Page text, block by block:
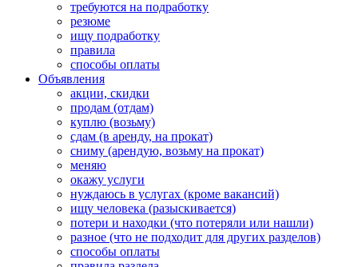
требуются на подработку
резюме
ищу подработку
правила
способы оплаты
Объявления
акции, скидки
продам (отдам)
куплю (возьму)
сдам (в аренду, на прокат)
сниму (арендую, возьму на прокат)
меняю
окажу услуги
нуждаюсь в услугах (кроме вакансий)
ищу человека (разыскивается)
потери и находки (что потеряли или нашли)
разное (что не подходит для других разделов)
способы оплаты